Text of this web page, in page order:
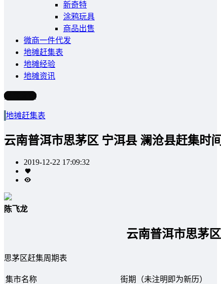
新奇特
涂鸦玩具
商品出售
微商一件代发
地摊赶集表
地摊经验
地摊资讯
写文章
地摊赶集表
云南普洱市思茅区 宁洱县 澜沧县赶集时
2019-12-22 17:09:32
陈飞龙
云南普洱市思茅
思茅区赶集周期表
集市名称
街期（未注明即为新历）